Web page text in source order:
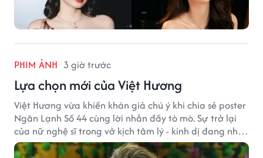
PHIM ẢNH 3 giờ trước
Lựa chọn mới của Việt Hương
Việt Hương vừa khiến khán giả chú ý khi chia sẻ poster
Ngăn Lạnh Số 44 cùng lời nhắn đầy tò mò. Sự trở lại
của nữ nghệ sĩ trong vở kịch tâm lý - kinh dị đang nhận
được nhiều quan tâm từ công chúng.